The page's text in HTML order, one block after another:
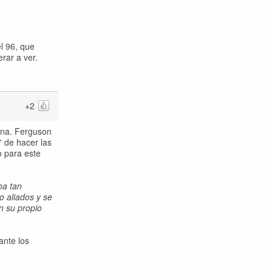
96, que
a ver.
+2
Ferguson
de hacer las
para este
tan
aliados y se
su propio
los